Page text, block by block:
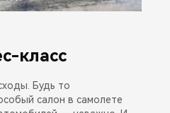
класс
Будь то
салон в самолете